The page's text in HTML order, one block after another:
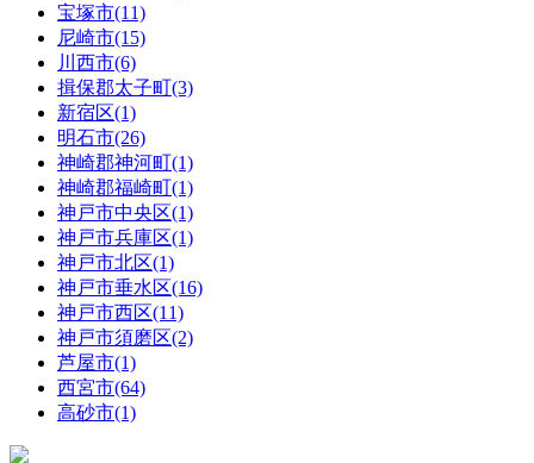
宝塚市(11)
尼崎市(15)
川西市(6)
揖保郡太子町(3)
新宿区(1)
明石市(26)
神崎郡神河町(1)
神崎郡福崎町(1)
神戸市中央区(1)
神戸市兵庫区(1)
神戸市北区(1)
神戸市垂水区(16)
神戸市西区(11)
神戸市須磨区(2)
芦屋市(1)
西宮市(64)
高砂市(1)